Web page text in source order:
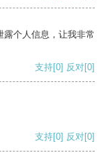
露个人信息，让我非常
支持[0] 反对[0]
支持[0] 反对[0]